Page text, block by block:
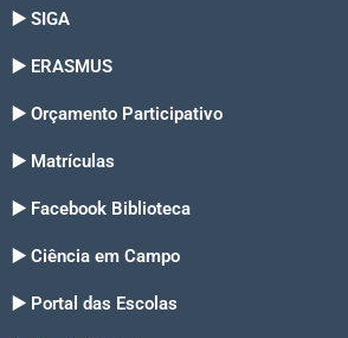
▶️ SIGA
▶️ ERASMUS
▶️ Orçamento Participativo
▶️ Matrículas
▶️ Facebook Biblioteca
▶️ Ciência em Campo
▶️ Portal das Escolas